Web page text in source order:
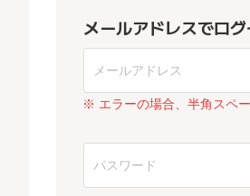
メールアドレスでロ
※ エラーの場合、半角スペ